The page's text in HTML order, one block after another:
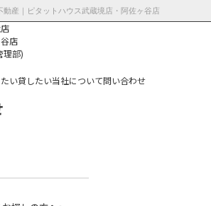
産｜ピタットハウス武蔵境店・阿佐ヶ谷店
店
理部)
い貸したい当社について問い合わせ